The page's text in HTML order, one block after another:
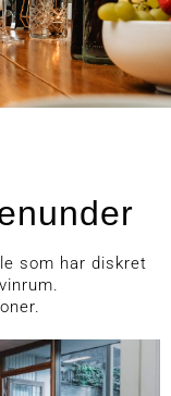
som har diskret